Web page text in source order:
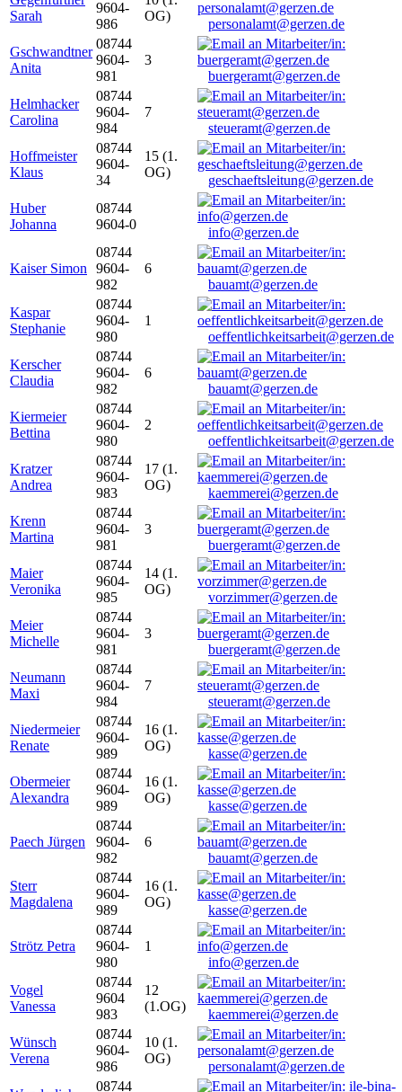
Sarah
9604-
986
OG)
personalamt@gerzen.de
Gschwandtner
Anita
08744
9604-
981
3
buergeramt@gerzen.de
Helmhacker
Carolina
08744
9604-
984
7
steueramt@gerzen.de
Hoffmeister
Klaus
08744
9604-
34
15 (1.
OG)
geschaeftsleitung@gerzen.de
Huber
Johanna
08744
9604-0
info@gerzen.de
Kaiser Simon
08744
9604-
982
6
bauamt@gerzen.de
Kaspar
Stephanie
08744
9604-
980
1
oeffentlichkeitsarbeit@gerzen.de
Kerscher
Claudia
08744
9604-
982
6
bauamt@gerzen.de
Kiermeier
Bettina
08744
9604-
980
2
oeffentlichkeitsarbeit@gerzen.de
Kratzer
Andrea
08744
9604-
983
17 (1.
OG)
kaemmerei@gerzen.de
Krenn
Martina
08744
9604-
981
3
buergeramt@gerzen.de
Maier
Veronika
08744
9604-
985
14 (1.
OG)
vorzimmer@gerzen.de
Meier
Michelle
08744
9604-
981
3
buergeramt@gerzen.de
Neumann
Maxi
08744
9604-
984
7
steueramt@gerzen.de
Niedermeier
Renate
08744
9604-
989
16 (1.
OG)
kasse@gerzen.de
Obermeier
Alexandra
08744
9604-
989
16 (1.
OG)
kasse@gerzen.de
Paech Jürgen
08744
9604-
982
6
bauamt@gerzen.de
Sterr
Magdalena
08744
9604-
989
16 (1.
OG)
kasse@gerzen.de
Strötz Petra
08744
9604-
980
1
info@gerzen.de
Vogel
Vanessa
08744
9604
983
12
(1.OG)
kaemmerei@gerzen.de
Wünsch
Verena
08744
9604-
986
10 (1.
OG)
personalamt@gerzen.de
08744